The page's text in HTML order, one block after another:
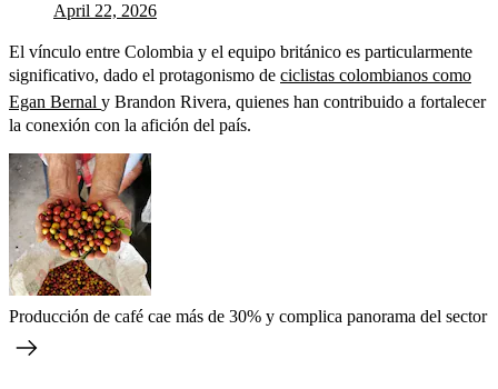
April 22, 2026
El vínculo entre Colombia y el equipo británico es particularmente
significativo, dado el protagonismo de ciclistas colombianos como
Egan Bernal y Brandon Rivera, quienes han contribuido a fortalecer
la conexión con la afición del país.
Producción de café cae más de 30% y complica panorama del sector